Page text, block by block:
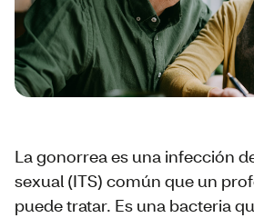
La gonorrea es una infección
sexual (ITS) común que un
puede tratar. Es una bacteria